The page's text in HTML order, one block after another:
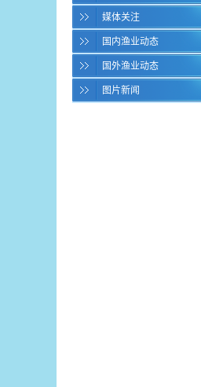
媒体关注
国内渔业动态
国外渔业动态
图片新闻